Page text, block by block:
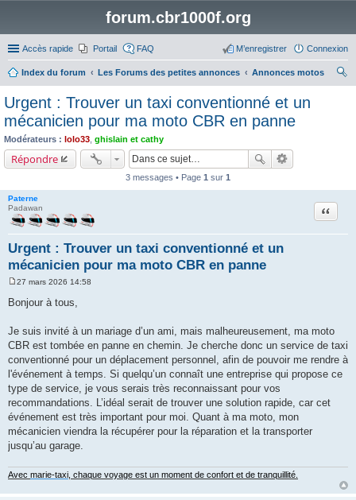
forum.cbr1000f.org
Accès rapide Portail FAQ Connexion
M’enregistrer
Index du forum Les Forums des petites annonces
Annonces motos
Urgent : Trouver un taxi conventionné et un
mécanicien pour ma moto CBR en panne
Modérateurs : lolo33 ghislain et cathy
Répondre
3 messages • Page 1 sur 1
Paterne
Padawan
Urgent : Trouver un taxi conventionné et un
mécanicien pour ma moto CBR en panne
Citation
s
g
e
27 mars 2026 14:58
Bonjour à tous,
Je suis invité à un mariage d’un ami, mais malheureusement, ma moto
CBR est tombée en panne en chemin. Je cherche donc un service de taxi
conventionné pour un déplacement personnel, afin de pouvoir me rendre à
l'événement à temps. Si quelqu’un connaît une entreprise qui propose ce
type de service, je vous serais très reconnaissant pour vos
recommandations. L’idéal serait de trouver une solution rapide, car cet
événement est très important pour moi. Quant à ma moto, mon
mécanicien viendra la récupérer pour la réparation et la transporter
jusqu’au garage.
Avec marie-taxi , chaque voyage est un moment de confort et de tranquillité.